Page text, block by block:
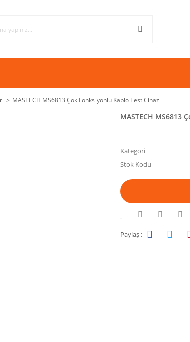
MASTECH MS6813 Çok Fonksiyonlu Kablo Test Cihazı
MASTECH MS6813
Kategori
Stok Kodu
Paylaş :